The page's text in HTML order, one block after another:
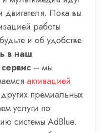
двигателя. Пока вы
работы
и об удобстве
в наш
– мы
активацией
премиальных
услуги по
системы AdBlue.